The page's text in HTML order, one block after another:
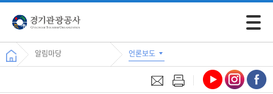
모바일
알림마당 언론보도